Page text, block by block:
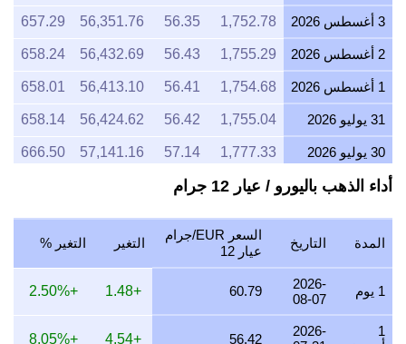
3 أغسطس 2026 1,752.78
56.35
56,351.76
657.29
2 أغسطس 2026 1,755.29
56.43
56,432.69
658.24
1 أغسطس 2026 1,754.68
56.41
56,413.10
658.01
31 يوليو 2026 1,755.04
56.42
56,424.62
658.14
30 يوليو 2026 1,777.33
57.14
57,141.16
666.50
29 يوليو 2026 1,776.31
57.11
28 يوليو 2026 1,770.19
56.91
56,911.59
663.82
27 يوليو 2026 1,794.53
57,694.16
672.95
26 يوليو 2026 1,779.75
57,219.06
667.41
25 يوليو 2026 1,779.36
57.21
أداء الذهب باليورو / عيار 12 جرام
المدة التاريخ
السعر EUR/جرام
عيار 12
التغير التغير %
1 يوم
2026-
08-07
60.79
+1.48
+2.50%
1
2026-
56.42
+4.54
+8.05%